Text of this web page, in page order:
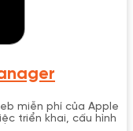
miễn phí của Apple
triển khai, cấu hình